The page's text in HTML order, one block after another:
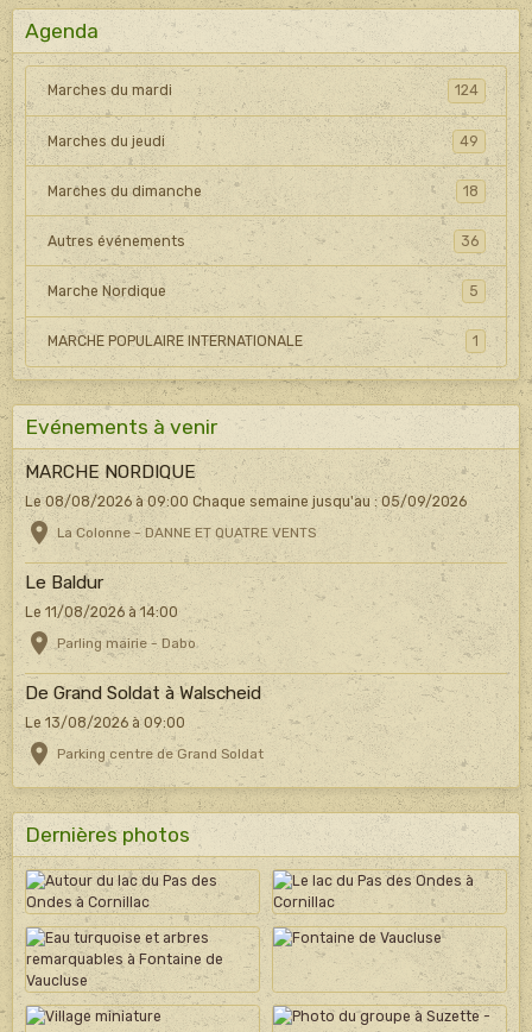
Agenda
Marches du mardi 124
Marches du jeudi 49
Marches du dimanche 18
Autres événements 36
Marche Nordique 5
MARCHE POPULAIRE INTERNATIONALE 1
Evénements à venir
MARCHE NORDIQUE
Le 08/08/2026 à 09:00 Chaque semaine jusqu'au : 05/09/2026
La Colonne - DANNE ET QUATRE VENTS
Le Baldur
Le 11/08/2026 à 14:00
Parling mairie - Dabo
De Grand Soldat à Walscheid
Le 13/08/2026 à 09:00
Parking centre de Grand Soldat
Dernières photos